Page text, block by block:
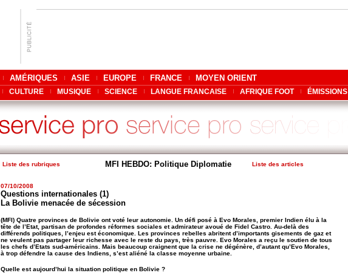
AMÉRIQUES ASIE EUROPE FRANCE MOYEN ORIENT
CULTURE MUSIQUE SCIENCE LANGUE FRANCAISE AFRIQUE FOOT ÉMISSIONS
Liste des rubriques MFI HEBDO: Politique Diplomatie Liste des articles
07/10/2008
Questions internationales (1)
La Bolivie menacée de sécession
(MFI) Quatre provinces de Bolivie ont voté leur autonomie. Un défi posé à Evo Morales, premier Indien élu à la
tête de l’Etat, partisan de profondes réformes sociales et admirateur avoué de Fidel Castro. Au-delà des
différends politiques, l’enjeu est économique. Les provinces rebelles abritent d’importants gisements de gaz et
ne veulent pas partager leur richesse avec le reste du pays, très pauvre. Evo Morales a reçu le soutien de tous
les chefs d’Etats sud-américains. Mais beaucoup craignent que la crise ne dégénère, d’autant qu’Evo Morales,
à trop défendre la cause des Indiens, s’est aliéné la classe moyenne urbaine.
Quelle est aujourd’hui la situation politique en Bolivie ?